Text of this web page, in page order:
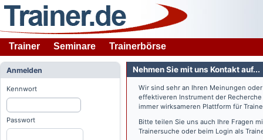
Trainer Seminare Trainerbörse
Anmelden
Kennwort
Passwort
Nehmen Sie mit uns Kontakt auf...
Wir sind sehr an Ihren Meinungen
effektiveren Instrument der
immer wirksameren Plattform für
Bitte teilen Sie uns auch Ihre Fragen
Trainersuche oder beim Login als